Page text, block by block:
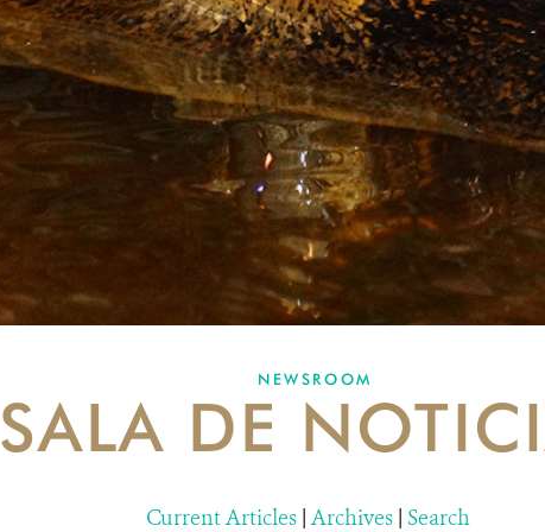
NEWSROOM
SALA DE
Current Articles | Archives | Search